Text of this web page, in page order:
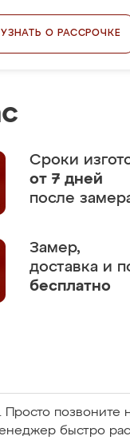
УЗНАТЬ О РАССРОЧКЕ
Сроки
от 7 дней
после
Замер,
доставка и
бесплатно
позвоните
быстро